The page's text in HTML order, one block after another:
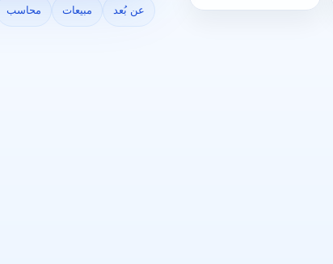
عن بُعد مبيعات محاسب